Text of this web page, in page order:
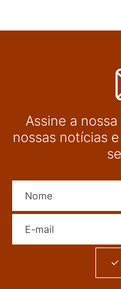
Assine a
nossas notícias